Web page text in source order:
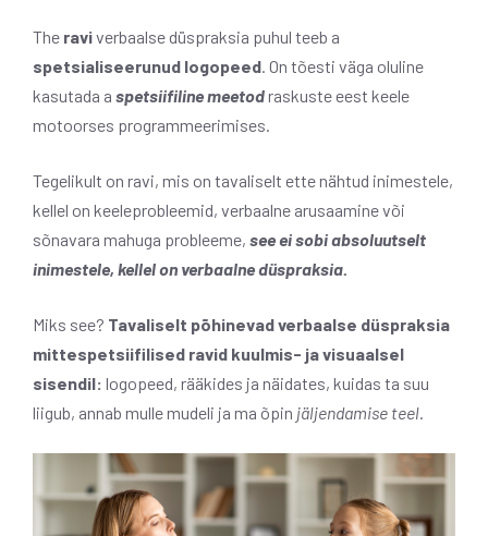
The raviverbaalse düspraksia puhul teeb a
spetsialiseerunud logopeed . On tõesti väga oluline
kasutada a spetsiifiline meetodraskuste eest keele
motoorses programmeerimises.
Tegelikult on ravi, mis on tavaliselt ette nähtud inimestele,
kellel on keeleprobleemid, verbaalne arusaamine või
sõnavara mahuga probleeme, see ei sobi absoluutselt
inimestele, kellel on verbaalne düspraksia.
Miks see? Tavaliselt põhinevad verbaalse düspraksia
mittespetsiifilised ravid kuulmis- ja visuaalsel
sisendil: logopeed, rääkides ja näidates, kuidas ta suu
liigub, annab mulle mudeli ja ma õpin jäljendamise teel